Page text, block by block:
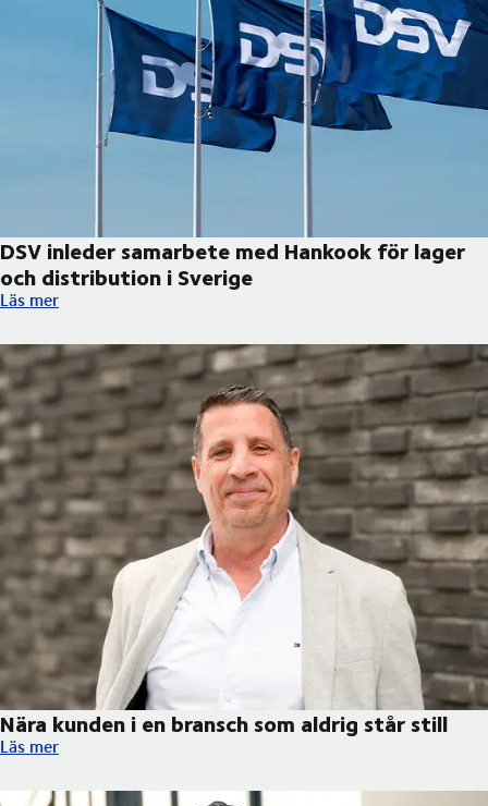
DSV inleder samarbete med Hankook för lager
och distribution i Sverige
DSV inleder samarbete med Hankook för lager och distribution
Läs mer
Nära kunden i en bransch som aldrig står still
Nära kunden i en bransch som aldrig står still
Läs mer